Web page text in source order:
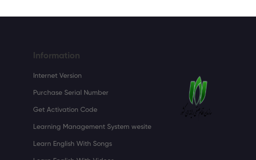
Information
Internet Version
Purchase Serial Number
Get Activation Code
Learning Management System wesite
Learn English With Songs